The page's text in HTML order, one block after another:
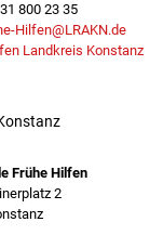
800 23 35
Hilfen@LRAKN.de
Landkreis Konstanz
Frühe Hilfen
2